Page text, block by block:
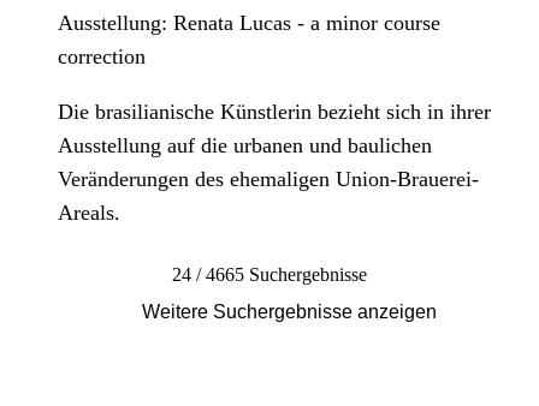
Ausstellung: Renata Lucas - a minor course
correction
Die brasilianische Künstlerin bezieht sich in ihrer
Ausstellung auf die urbanen und baulichen
Veränderungen des ehemaligen Union-Brauerei-
Areals.
24 / 4665 Suchergebnisse
Weitere Suchergebnisse anzeigen